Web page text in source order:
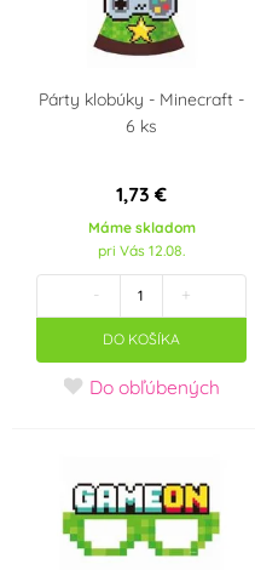
Párty klobúky - Minecraft -
6 ks
1,73 €
Máme skladom
pri Vás 12.08.
- +
DO KOŠÍKA
Do obľúbených